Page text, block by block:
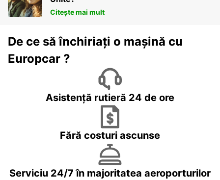
Citește mai mult
De ce să închiriați o mașină cu
Europcar ?
Asistență rutieră 24 de ore
Fără costuri ascunse
Serviciu 24/7 în majoritatea aeroporturilor